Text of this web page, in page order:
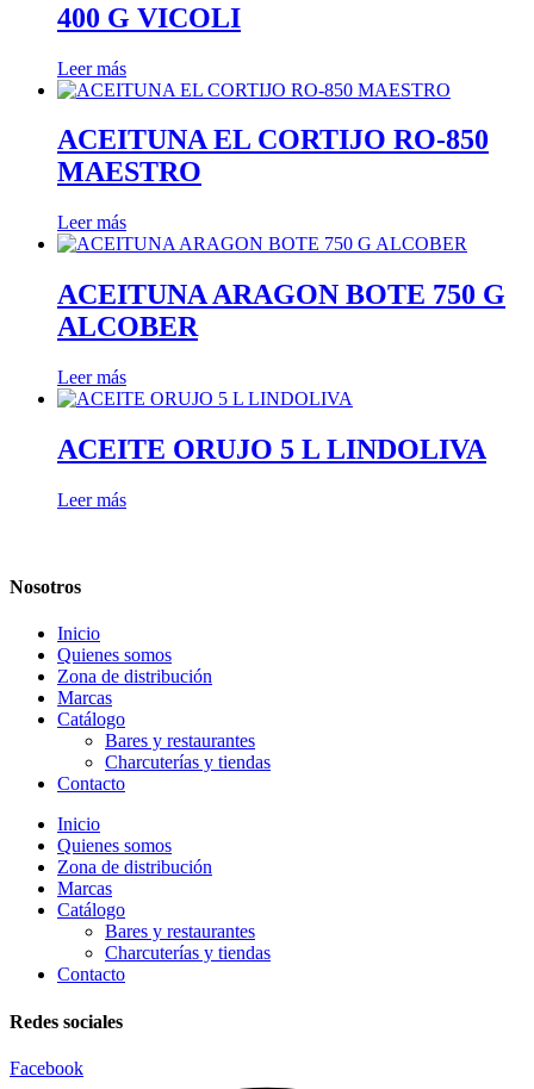
400 G VICOLI
Leer más
ACEITUNA EL CORTIJO RO-850
MAESTRO
Leer más
ACEITUNA ARAGON BOTE 750 G
ALCOBER
Leer más
ACEITE ORUJO 5 L LINDOLIVA
Leer más
Nosotros
Inicio
Quienes somos
Zona de distribución
Marcas
Catálogo
Bares y restaurantes
Charcuterías y tiendas
Contacto
Inicio
Quienes somos
Zona de distribución
Marcas
Catálogo
Bares y restaurantes
Charcuterías y tiendas
Contacto
Redes sociales
Facebook